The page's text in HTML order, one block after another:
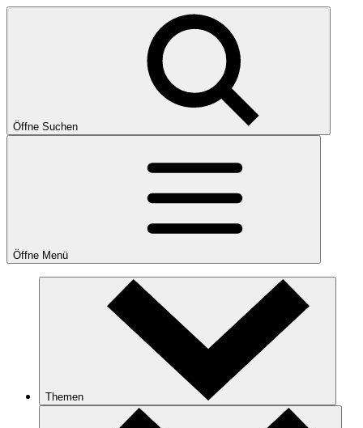
Öffne Suchen
Öffne Menü
Themen